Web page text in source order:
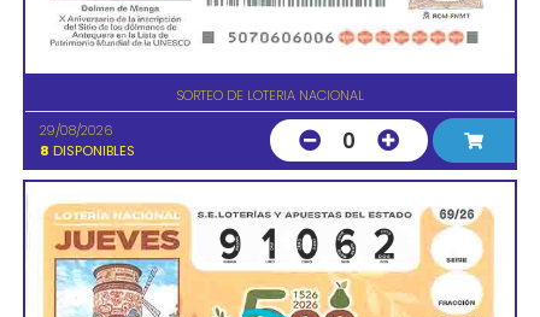
SORTEO DE LOTERIA NACIONAL
29/08/2026
8 DISPONIBLES 0